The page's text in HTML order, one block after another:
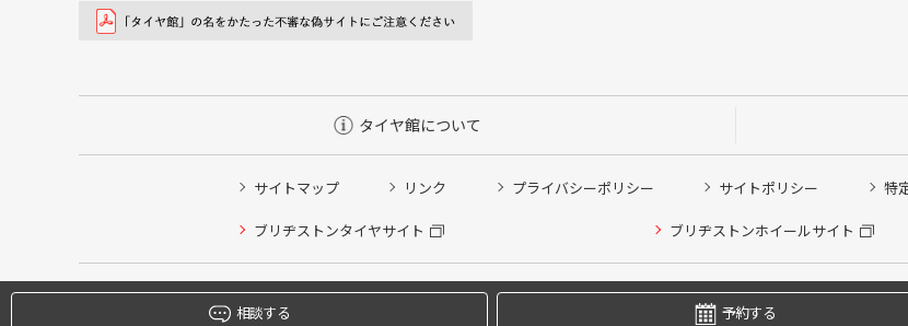
タイヤ館について
サイトマップ リンク プライバシーポリシー サイトポリシー 特
ブリヂストンタイヤサイト ブリヂストンホイールサイト
Copyright © 2024 Bridgestone Retail Co.,Ltd. All rights Reserved.
相談する 予約する
タイヤ点検・安全点検/タイヤ履き替え/オイル交換/その他ピット作業の予約
クローク契約会員専用タイヤ履き替え※タイヤ履き替えを希望のクローク契約会員の方はこちらを選択ください
本日のタイヤ履き替え順番待ち予約 ※クローク契約会員の方はご利用いただけません